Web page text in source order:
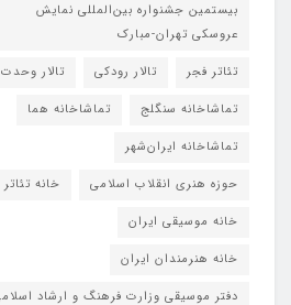
بیستمین جشنواره بین‌المللی نمایش
عروسکی تهران-مبارک
تئاتر فجر
تالار رودکی
تالار وحدت
تماشاخانه سنگلج
تماشاخانه هما
تماشاخانه‌ ایران‌شهر
حوزه هنری انقلاب اسلامی
خانه تئاتر
خانه موسیقی ایران
خانه هنرمندان ایران
دفتر موسیقی وزارت فرهنگ و ارشاد